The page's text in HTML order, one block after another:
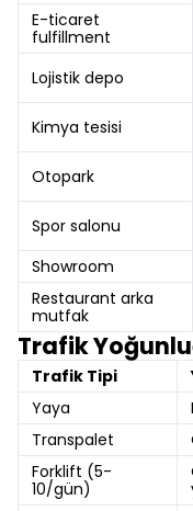
E-ticaret
fulfillment
Lojistik depo
Kimya tesisi
Otopark
Spor salonu
Showroom
Restaurant arka
mutfak
Trafik
Trafik Tipi
Yaya
Transpalet
Forklift (5-
10/gün)